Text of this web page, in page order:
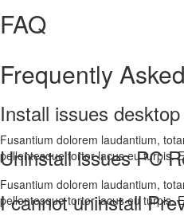
FAQ
Frequently
Install issues
Fusantium dolorem laudantium,
pellentesque tortor lacus eu turpis.
Uninstall issues PC
Fusantium dolorem laudantium,
pellentesque tortor lacus eu turpis.
I cannot uninstall